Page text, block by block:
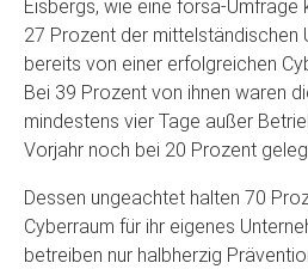
Eisbergs, wie eine forsa-Umfrage
27 Prozent der mittelständischen
bereits von einer erfolgreichen
Bei 39 Prozent von ihnen waren
mindestens vier Tage außer
Vorjahr noch bei 20 Prozent
Dessen ungeachtet halten 70
Cyberraum für ihr eigenes
betreiben nur halbherzig